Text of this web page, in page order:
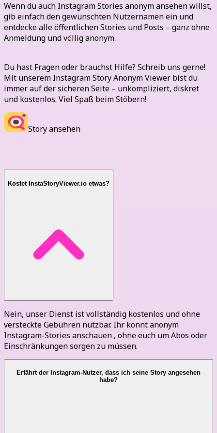
Wenn du auch Instagram Stories anonym ansehen willst,
gib einfach den gewünschten Nutzernamen ein und
entdecke alle öffentlichen Stories und Posts – ganz ohne
Anmeldung und völlig anonym.
Du hast Fragen oder brauchst Hilfe? Schreib uns gerne!
Mit unserem Instagram Story Anonym Viewer bist du
immer auf der sicheren Seite – unkompliziert, diskret
und kostenlos. Viel Spaß beim Stöbern!
Story ansehen
Kostet InstaStoryViewer.io etwas?
Nein, unser Dienst ist vollständig kostenlos und ohne
versteckte Gebühren nutzbar. Ihr könnt anonym
Instagram-Stories anschauen , ohne euch um Abos oder
Einschränkungen sorgen zu müssen.
Erfährt der Instagram-Nutzer, dass ich seine Story angesehen
habe?